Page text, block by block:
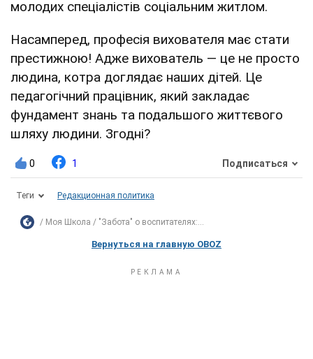
молодих спеціалістів соціальним житлом.
Насамперед, професія вихователя має стати
престижною! Адже вихователь — це не просто
людина, котра доглядає наших дітей. Це
педагогічний працівник, який закладає
фундамент знань та подальшого життєвого
шляху людини. Згодні?
0 1 Подписаться
Теги Редакционная политика
Моя Школа "Забота" о воспитателях:...
Вернуться на главную OBOZ